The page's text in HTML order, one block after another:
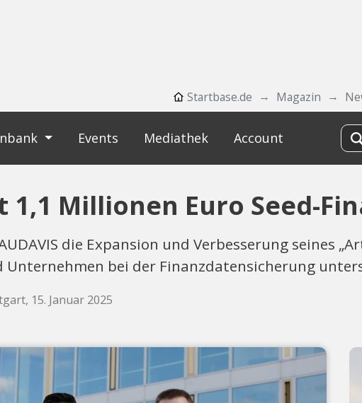
Startbase.de Magazin
Events Mediathek Account
1,1 Millionen Euro Seed-
die Expansion und Verbesserung seines
bei der Finanzdatensicherung
15. Januar 2025